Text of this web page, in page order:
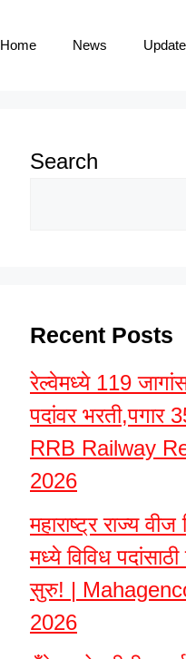
Home News
Search
Recent Posts
रेल्वेमध्ये 119
पदांवर भरती,पगार
RRB Railway
2026
महाराष्ट्र राज्य वीज
मध्ये विविध
सुरु! |
2026